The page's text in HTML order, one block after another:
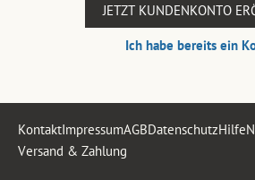
JETZT KUNDENKONTO
Ich habe bereits ein
KontaktImpressumAGBDatenschutzHilfe
Versand & Zahlung